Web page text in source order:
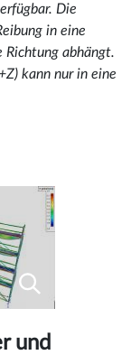
Die
in eine
Richtung abhängt.
kann nur in eine
und